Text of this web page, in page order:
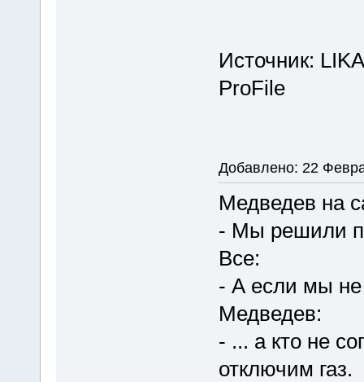
Источник:
ProFile
Добавлено: 22
Медведев на
- Мы решили
Все:
- А если мы не
Медведев:
- ... а кто не
отключим газ.